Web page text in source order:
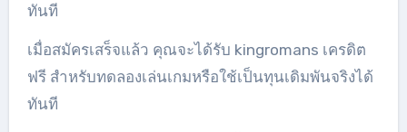
ทันที
เมื่อสมัครเสร็จแล้ว คุณจะได้รับ kingromans เครดิต
ฟรี สำหรับทดลองเล่นเกมหรือใช้เป็นทุนเดิมพันจริงได้
ทันที